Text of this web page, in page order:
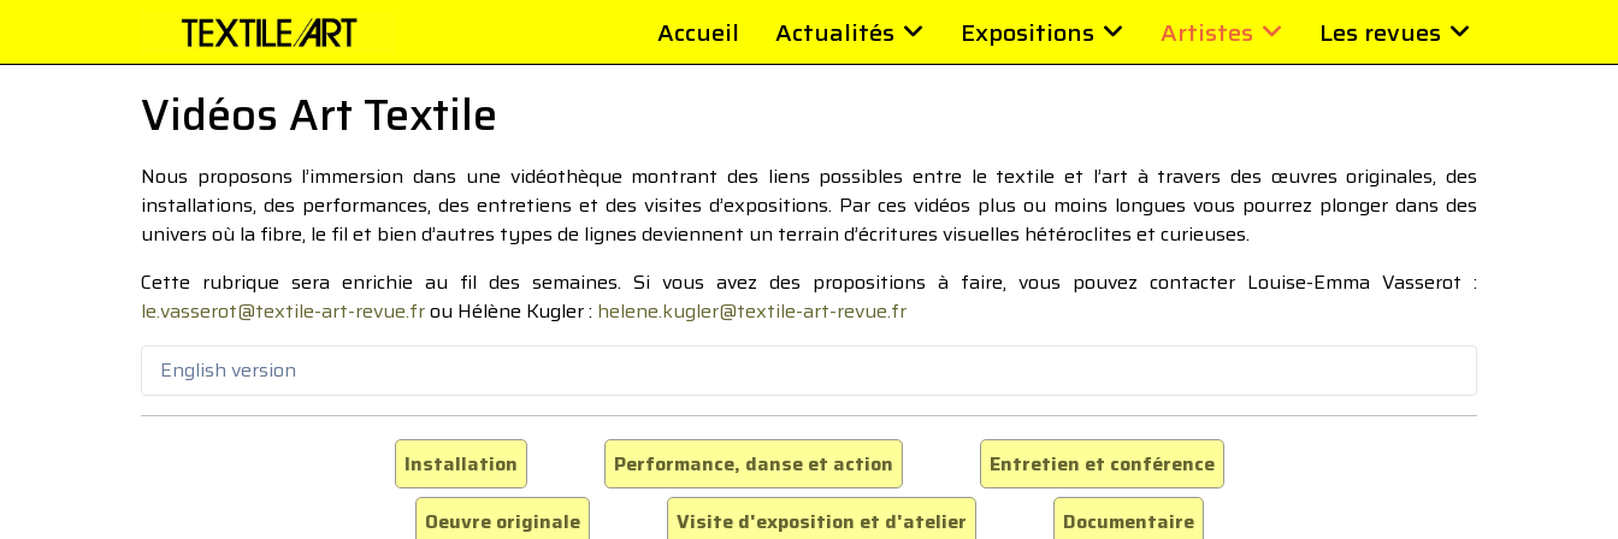
Accueil Actualités Expositions Artistes Les revues
Vidéos Art Textile
Nous proposons l’immersion dans une vidéothèque montrant des liens possibles entre le textile et l’art à travers des œuvres originales, des
installations, des performances, des entretiens et des visites d’expositions. Par ces vidéos plus ou moins longues vous pourrez plonger dans des
univers où la fibre, le fil et bien d’autres types de lignes deviennent un terrain d’écritures visuelles hétéroclites et curieuses.
Cette rubrique sera enrichie au fil des semaines. Si vous avez des propositions à faire, vous pouvez contacter Louise-Emma Vasserot :
le.vasserot@textile-art-revue.frou Hélène Kugler : helene.kugler@textile-art-revue.fr
English version
Installation Performance, danse et action
Entretien et conférence
Oeuvre originale
Visite d'exposition et d'atelier Documentaire